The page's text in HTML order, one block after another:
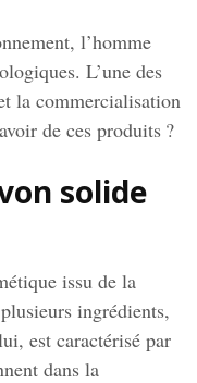
l’homme
L’une des
la commercialisation
de ces produits ?
solide
issu de la
ingrédients,
est caractérisé par
dans la